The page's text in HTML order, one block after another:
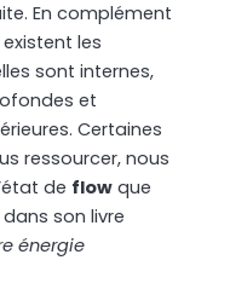
En complément
les
sont internes,
et
Certaines
ressourcer, nous
de flow que
son livre
énergie